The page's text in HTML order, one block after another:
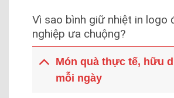
Vì sao bình giữ nhiệt in logo
nghiệp ưa chuộng?
Món quà thực tế, hữu
mỗi ngày